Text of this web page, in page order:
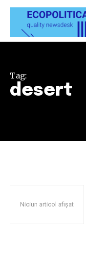
Tag:
desert
Niciun articol afișat